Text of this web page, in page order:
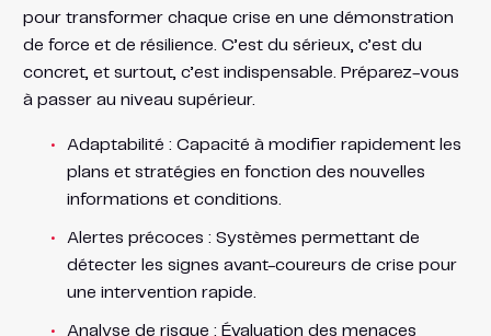
pour transformer chaque crise en une démonstration
de force et de résilience. C’est du sérieux, c’est du
concret, et surtout, c’est indispensable. Préparez-vous
à passer au niveau supérieur.
Adaptabilité : Capacité à modifier rapidement les
plans et stratégies en fonction des nouvelles
informations et conditions.
Alertes précoces : Systèmes permettant de
détecter les signes avant-coureurs de crise pour
une intervention rapide.
Analyse de risque : Évaluation des menaces